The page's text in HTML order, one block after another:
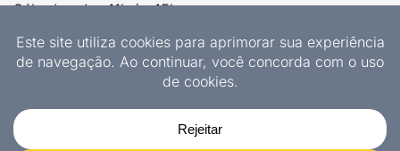
Sábados das 11h às 15h.
© 2026 | Jertouie Ltda
CNPJ 37.915.853/0001-63
JERTOUIE LTDA